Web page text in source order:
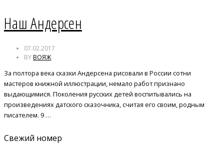
Наш Андерсен
07.02.2017
BYВОЯЖ
За полтора века сказки Андерсена рисовали в России сотни
мастеров книжной иллюстрации, немало работ признано
выдающимися. Поколения русских детей воспитывались на
произведениях датского сказочника, считая его своим, родным
писателем. 9 …
Свежий номер